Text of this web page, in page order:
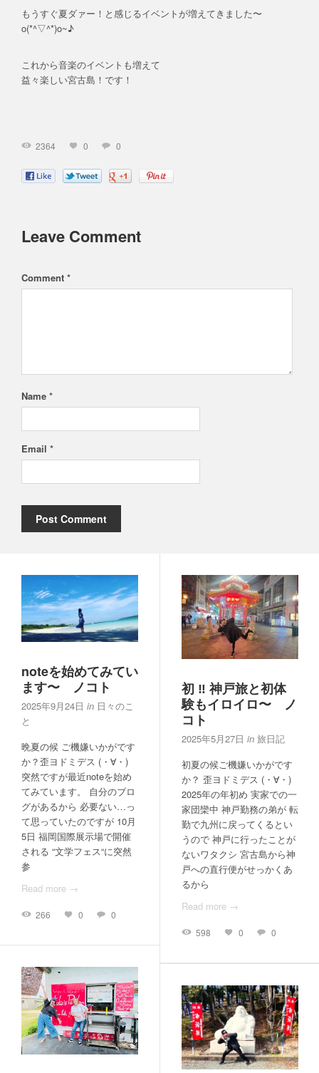
もうすぐ夏ダァー！と感じるイベントが増えてきました〜
o(*^▽^*)o~♪
これから音楽のイベントも増えて
益々楽しい宮古島！です！
2364 0 0
Leave Comment
Comment *
Name *
Email *
noteを始めてみてい
ます〜 ノコト
2025年9月24日 in 日々のこ
と
晩夏の候 ご機嫌いかがです
か？歪ヨドミデス (・∀・)
突然ですが最近noteを始め
てみています。 自分のブロ
グがあるから 必要ない…っ
て思っていたのですが 10月
5日 福岡国際展示場で開催
される “文学フェス“に突然
参
Read more →
266 0 0
初 ‼︎ 神戸旅と初体
験もイロイロ〜 ノ
コト
2025年5月27日 in 旅日記
初夏の候ご機嫌いかがです
か？ 歪ヨドミデス (・∀・)
2025年の年初め 実家での一
家団欒中 神戸勤務の弟が 転
勤で九州に戻ってくるとい
うので 神戸に行ったことが
ないワタクシ 宮古島から神
戸への直行便がせっかくあ
るから
Read more →
598 0 0